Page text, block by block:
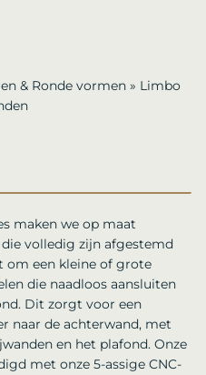
& Ronde vormen » Limbo
maken we op maat
volledig zijn afgestemd
om een kleine of grote
die naadloos aansluiten
Dit zorgt voor een
naar de achterwand, met
en het plafond. Onze
met onze 5-assige CNC-